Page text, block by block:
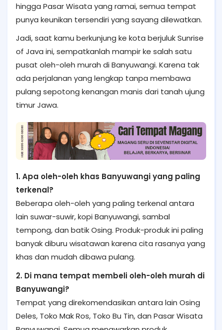
hingga Pasar Wisata yang ramai, semua tempat
punya keunikan tersendiri yang sayang dilewatkan.
Jadi, saat kamu berkunjung ke kota berjuluk Sunrise
of Java ini, sempatkanlah mampir ke salah satu
pusat oleh-oleh murah di Banyuwangi. Karena tak
ada perjalanan yang lengkap tanpa membawa
pulang sepotong kenangan manis dari tanah ujung
timur Jawa.
1. Apa oleh-oleh khas Banyuwangi yang paling
terkenal?
Beberapa oleh-oleh yang paling terkenal antara
lain suwar-suwir, kopi Banyuwangi, sambal
tempong, dan batik Osing. Produk-produk ini paling
banyak diburu wisatawan karena cita rasanya yang
khas dan mudah dibawa pulang.
2. Di mana tempat membeli oleh-oleh murah di
Banyuwangi?
Tempat yang direkomendasikan antara lain Osing
Deles, Toko Mak Ros, Toko Bu Tin, dan Pasar Wisata